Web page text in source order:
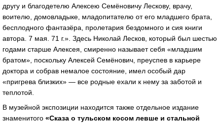
другу и благодетелю Алексею Семёновичу Лескову, врачу,
воителю, домовладыке, младопитателю от его младшего брата,
бесплодного фантазёра, пролетария бездомного и сия книги
автора. 7 мая. 71 г.». Здесь Николай Лесков, который был шестью
годами старше Алексея, смиренно называет себя «младшим
братом», поскольку Алексей Семёнович, преуспев в карьере
доктора и собрав немалое состояние, имел особый дар
«пригрева близких» — все родные ехали к нему за заботой и
теплотой.
В музейной экспозиции находится также отдельное издание
знаменитого «Сказа о тульском косом левше и стальной